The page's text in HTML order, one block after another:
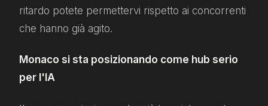
ritardo potete permettervi rispetto ai concorrenti
che hanno già agito.
Monaco si sta posizionando come hub serio
per l'IA